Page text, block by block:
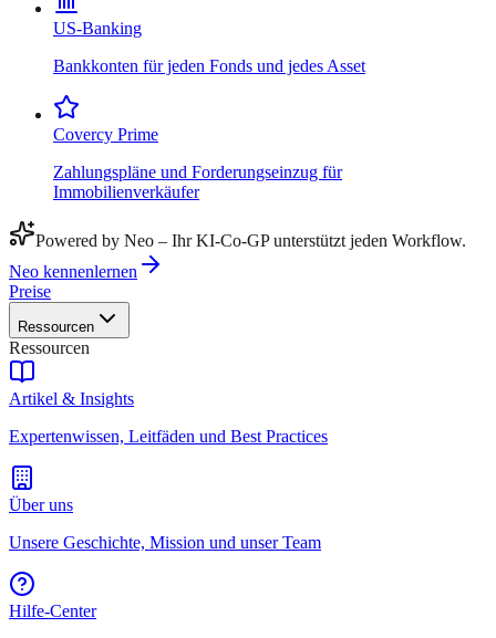
US-Banking
Bankkonten für jeden Fonds und jedes Asset
Covercy Prime
Zahlungspläne und Forderungseinzug für
Immobilienverkäufer
Powered by Neo – Ihr KI-Co-GP unterstützt jeden Workflow.
Neo kennenlernen
Preise
Ressourcen
Ressourcen
Artikel & Insights
Expertenwissen, Leitfäden und Best Practices
Über uns
Unsere Geschichte, Mission und unser Team
Hilfe-Center